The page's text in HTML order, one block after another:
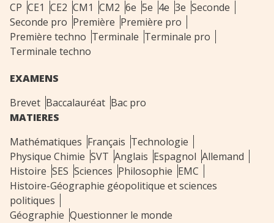
CP CE1 CE2 CM1 CM2 6e 5e 4e 3e Seconde
Seconde pro Première Première pro
Première techno Terminale Terminale pro
Terminale techno
EXAMENS
Brevet Baccalauréat Bac pro
MATIERES
Mathématiques Français Technologie
Physique Chimie SVT Anglais Espagnol Allemand
Histoire SES Sciences Philosophie EMC
Histoire-Géographie géopolitique et sciences
politiques
Géographie Questionner le monde